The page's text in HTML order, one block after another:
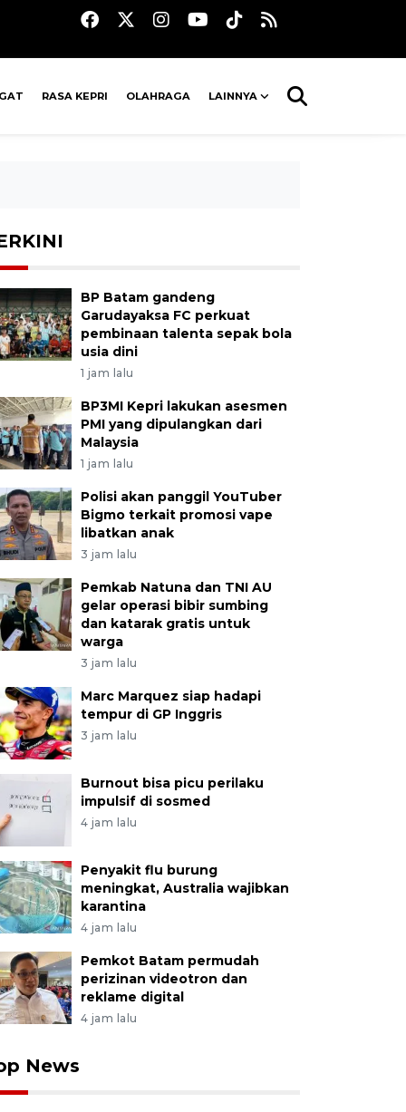
RASA KEPRI OLAHRAGA LAINNYA
BP Batam gandeng
Garudayaksa FC perkuat
pembinaan talenta sepak bola
usia dini
1 jam lalu
BP3MI Kepri lakukan asesmen
PMI yang dipulangkan dari
Malaysia
1 jam lalu
Polisi akan panggil YouTuber
Bigmo terkait promosi vape
libatkan anak
3 jam lalu
Pemkab Natuna dan TNI AU
gelar operasi bibir sumbing
dan katarak gratis untuk
warga
3 jam lalu
Marc Marquez siap hadapi
tempur di GP Inggris
3 jam lalu
Burnout bisa picu perilaku
impulsif di sosmed
4 jam lalu
Penyakit flu burung
meningkat, Australia wajibkan
karantina
4 jam lalu
Pemkot Batam permudah
perizinan videotron dan
reklame digital
4 jam lalu
News